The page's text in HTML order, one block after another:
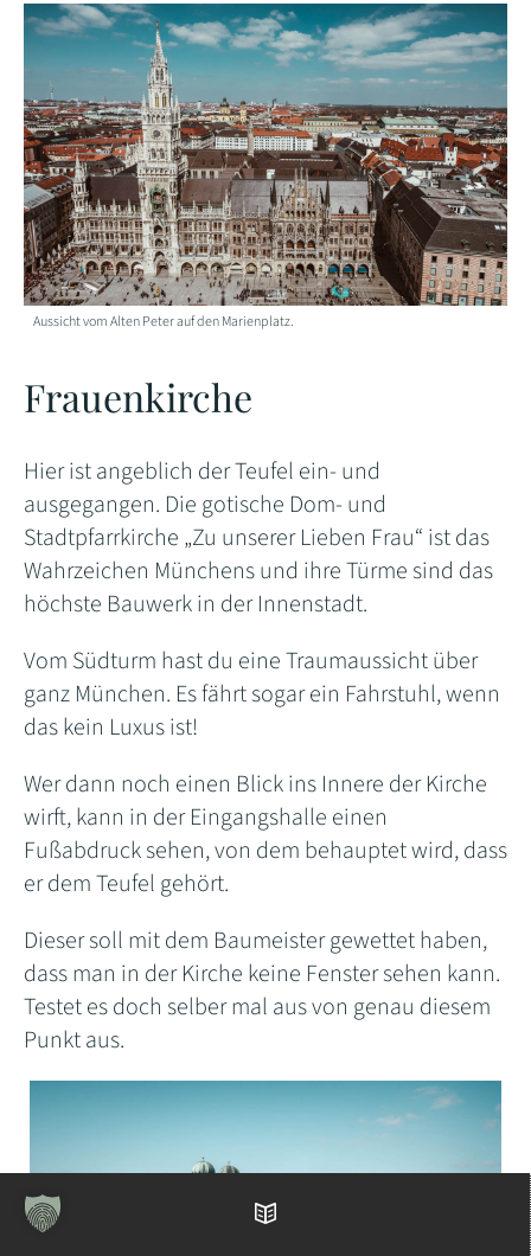
Aussicht vom Alten Peter auf den Marienplatz.
Frauenkirche
Hier ist angeblich der Teufel ein- und
ausgegangen. Die gotische Dom- und
Stadtpfarrkirche „Zu unserer Lieben Frau“ ist das
Wahrzeichen Münchens und ihre Türme sind das
höchste Bauwerk in der Innenstadt.
Vom Südturm hast du eine Traumaussicht über
ganz München. Es fährt sogar ein Fahrstuhl, wenn
das kein Luxus ist!
Wer dann noch einen Blick ins Innere der Kirche
wirft, kann in der Eingangshalle einen
Fußabdruck sehen, von dem behauptet wird, dass
er dem Teufel gehört.
Dieser soll mit dem Baumeister gewettet haben,
dass man in der Kirche keine Fenster sehen kann.
Testet es doch selber mal aus von genau diesem
Punkt aus.
Inhaltsverzeichnis